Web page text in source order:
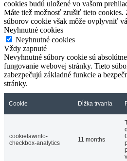
cookies budú uložené vo vašom
Máte tiež možnosť zrušiť tieto cookies.
súborov cookie však môže ovplyvniť
Neyhnutné cookies
Neyhnutné cookies
Vždy zapnuté
Nevyhnutné súbory cookie sú
fungovanie webovej stránky. Tieto
zabezpečujú základné funkcie a
stránky.
Cookie Dĺžka trvania
cookielawinfo-
checkbox-analytics
11 months